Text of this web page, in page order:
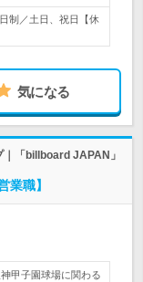
制／土日、祝日【休
気になる
「billboard JAPAN」
業職】
甲子園球場に関わる